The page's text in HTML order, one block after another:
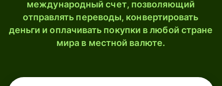
международный счет, позволяющий
отправлять переводы, конвертировать
деньги и оплачивать покупки в любой стране
мира в местной валюте.